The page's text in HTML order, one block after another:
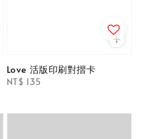
Love 活版印刷對摺卡
Regular
NT$ 135